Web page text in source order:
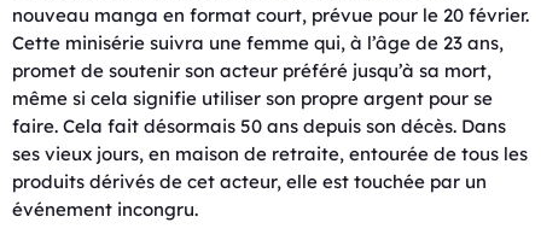
nouveau manga en format court, prévue pour le 20 février.
Cette minisérie suivra une femme qui, à l’âge de 23 ans,
promet de soutenir son acteur préféré jusqu’à sa mort,
même si cela signifie utiliser son propre argent pour se
faire. Cela fait désormais 50 ans depuis son décès. Dans
ses vieux jours, en maison de retraite, entourée de tous les
produits dérivés de cet acteur, elle est touchée par un
événement incongru.